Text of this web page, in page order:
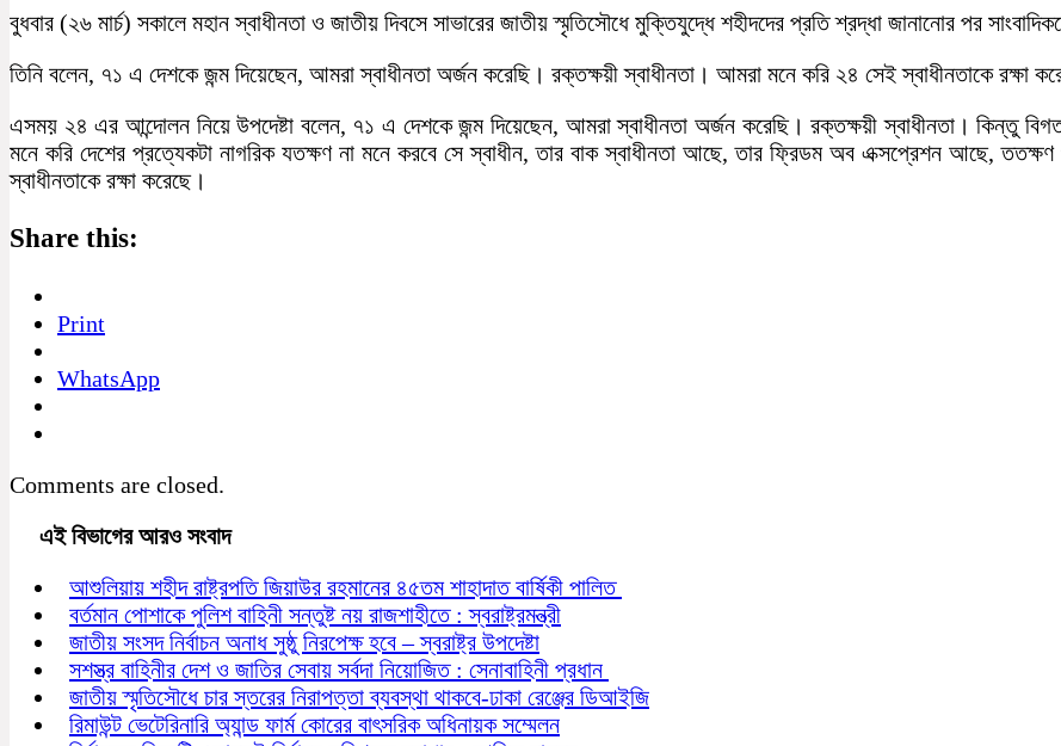
বুধবার (২৬ মার্চ) সকালে মহান স্বাধীনতা ও জাতীয় দিবসে সাভারের জাতীয় স্মৃতিসৌধে মুক্তিযুদ্ধে শহীদদের প্রতি শ্রদ্ধা জানানোর পর
তিনি বলেন, ৭১ এ দেশকে জন্ম দিয়েছেন, আমরা স্বাধীনতা অর্জন করেছি। রক্তক্ষয়ী স্বাধীনতা। আমরা মনে করি ২৪ সেই স্বাধীনতাকে রক্ষা
এসময় ২৪ এর আন্দোলন নিয়ে উপদেষ্টা বলেন, ৭১ এ দেশকে জন্ম দিয়েছেন, আমরা স্বাধীনতা অর্জন করেছি। রক্তক্ষয়ী স্বাধীনতা। কিন্তু
মনে করি দেশের প্রত্যেকটা নাগরিক যতক্ষণ না মনে করবে সে স্বাধীন, তার বাক স্বাধীনতা আছে, তার ফ্রিডম অব এক্সপ্রেশন আছে,
স্বাধীনতাকে রক্ষা করেছে।
Share this:
Print
WhatsApp
Comments are closed.
এই বিভাগের আরও সংবাদ
আশুলিয়ায় শহীদ রাষ্ট্রপতি জিয়াউর রহমানের ৪৫তম শাহাদাত বার্ষিকী পালিত
বর্তমান পোশাকে পুলিশ বাহিনী সন্তুষ্ট নয় রাজশাহীতে : স্বরাষ্ট্রমন্ত্রী
জাতীয় সংসদ নির্বাচন অনাধ সুষ্ঠু নিরপেক্ষ হবে – স্বরাষ্ট্র উপদেষ্টা
সশস্ত্র বাহিনীর দেশ ও জাতির সেবায় সর্বদা নিয়োজিত : সেনাবাহিনী প্রধান
জাতীয় স্মৃতিসৌধে চার স্তরের নিরাপত্তা ব্যবস্থা থাকবে-ঢাকা রেঞ্জের ডিআইজি
রিমাউন্ট ভেটেরিনারি অ্যান্ড ফার্ম কোরের বাৎসরিক অধিনায়ক সম্মেলন